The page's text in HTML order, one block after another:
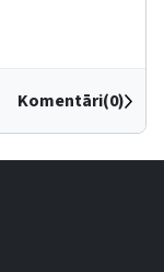
Komentāri(0)